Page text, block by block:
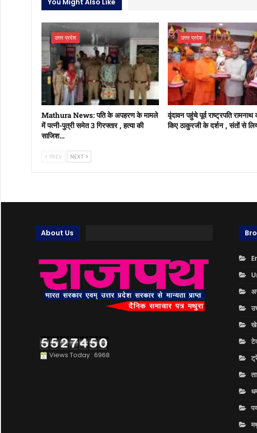
You Might Also Like
उत्तर प्रदेश
Mathura News: पति के अपहरण के मामले
में पत्नी-पुत्री समेत 3 गिरफ्तार , हत्या की
साजिश…
उत्तर प्रदेश
वृंदावन पहुंचे पूर्व राष्ट्रपति रामनाथ
किए ठाकुरजी के दर्शन , संतों से
PREV NEXT
About Us
Views Today : 6968